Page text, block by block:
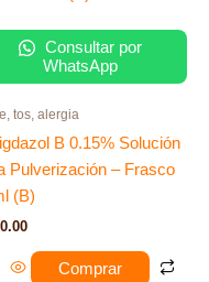
Consultar por
WhatsApp
tos, alergia
B 0.15% Solución
Pulverización – Frasco
(B)
Comprar